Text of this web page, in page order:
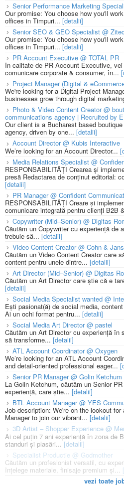
Senior Performance Marketing
Our promise: You choose how you'll
offices in Timpuri... [detalii]
Senior SEO & GEO Specialist @ Zitec
Our promise: You choose how you'll
offices in Timpuri... [detalii]
PR Account Executive @ TOTAL PR
În calitate de PR Account Executive,
comunicare corporate & consumer, în...
Project Manager (Digital &
We're looking for a Digital Project
businesses grow through digital
Photo & Video Content Creator @
communications agency | Recruited by
Our client is a Bucharest based
agency, driven by one... [detalii]
Account Director @ Kubis Interactive
We’re looking for an Account Director...
Media Relations Specialist @
RESPONSABILITĂȚI Crearea și
presă Redactarea de conținut editorial:
[detalii]
PR Manager @ Confident
RESPONSABILITĂȚI Creare și
comunicare integrată pentru clienți B2B
Copywriter (Mid–Senior) @ Digitas
Căutăm un Copywriter cu experiență de
trebuie să... [detalii]
Video Content Creator @ Cohn &
Căutăm un Video Content Creator care
content pentru unele dintre... [detalii]
Art Director (Mid–Senior) @ Digitas
Căutăm un Art Director care știe că e
[detalii]
Social Media Specialist wanted @
Ești pasionat(ă) de social media,
Ai un ochi format pentru... [detalii]
Social Media Art Director @ pastel
Căutăm un Art Director cu experiență în
să transforme... [detalii]
ATL Account Coordinator @ Oxygen
We’re looking for an ATL Account
and detail-oriented professional eager...
Senior PR Manager @ Golin Ketchum
La Golin Ketchum, căutăm un Senior
experiență, care știe... [detalii]
BTL Account Manager @ YES
Job description: We're on the lookout
Manager to join our vibrant... [detalii]
3D Artist – Shopper Experience @
Ai cel puțin 7 ani experiență în zona de
standuri și plasări...[detalii]
Specialist Productie @ Godmother
Căutăm un profesionist versatil, cu
înțelege materiale, finisaje premium și...
vezi toate